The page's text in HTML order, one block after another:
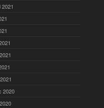
2021
2020